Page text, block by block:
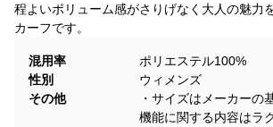
程よいボリューム感がさりげなく大人の魅力
カーフです。
混用率
ポリエステル100%
性別
ウィメンズ
その他
・サイズはメーカーの
機能に関する内容はラ